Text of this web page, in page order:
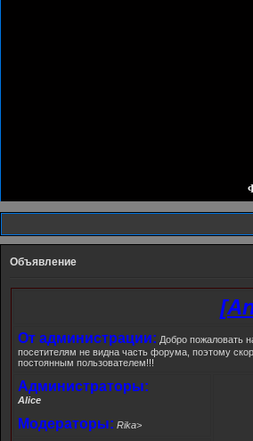
Объявление
От администрации: Добро пожаловать
посетителям не видна часть форума, поэтому
постоянным пользователем!!!
Администраторы:
Alice
Модераторы: Rika>